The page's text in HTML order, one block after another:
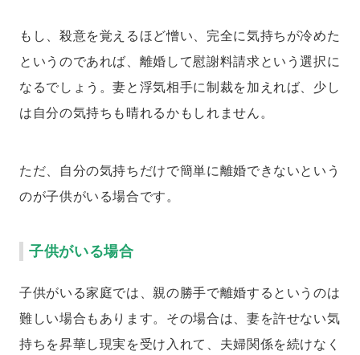
もし、殺意を覚えるほど憎い、完全に気持ちが冷めた
というのであれば、離婚して慰謝料請求という選択に
なるでしょう。妻と浮気相手に制裁を加えれば、少し
は自分の気持ちも晴れるかもしれません。
ただ、自分の気持ちだけで簡単に離婚できないという
のが子供がいる場合です。
子供がいる場合
子供がいる家庭では、親の勝手で離婚するというのは
難しい場合もあります。その場合は、妻を許せない気
持ちを昇華し現実を受け入れて、夫婦関係を続けなく